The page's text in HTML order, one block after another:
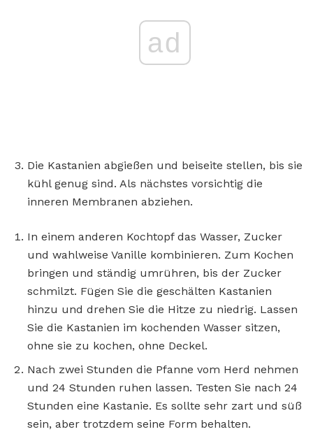
ad
Die Kastanien abgießen und beiseite stellen, bis sie
kühl genug sind. Als nächstes vorsichtig die
inneren Membranen abziehen.
In einem anderen Kochtopf das Wasser, Zucker
und wahlweise Vanille kombinieren. Zum Kochen
bringen und ständig umrühren, bis der Zucker
schmilzt. Fügen Sie die geschälten Kastanien
hinzu und drehen Sie die Hitze zu niedrig. Lassen
Sie die Kastanien im kochenden Wasser sitzen,
ohne sie zu kochen, ohne Deckel.
Nach zwei Stunden die Pfanne vom Herd nehmen
und 24 Stunden ruhen lassen. Testen Sie nach 24
Stunden eine Kastanie. Es sollte sehr zart und süß
sein, aber trotzdem seine Form behalten.